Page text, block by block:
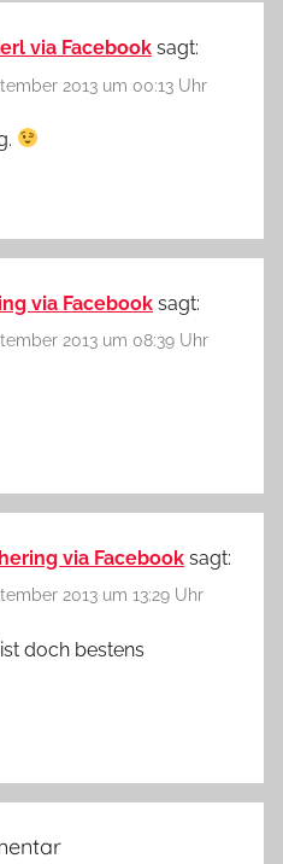
via Facebook sagt:
2013 um 00:13 Uhr
via Facebook sagt:
2013 um 08:39 Uhr
via Facebook sagt:
2013 um 13:29 Uhr
doch bestens